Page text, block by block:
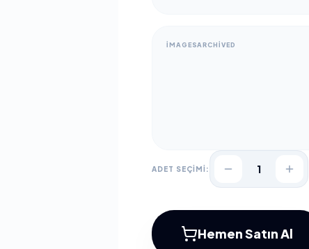
IMAGESARCHIVED
ADET SEÇİMİ: 1
Hemen Satın Al